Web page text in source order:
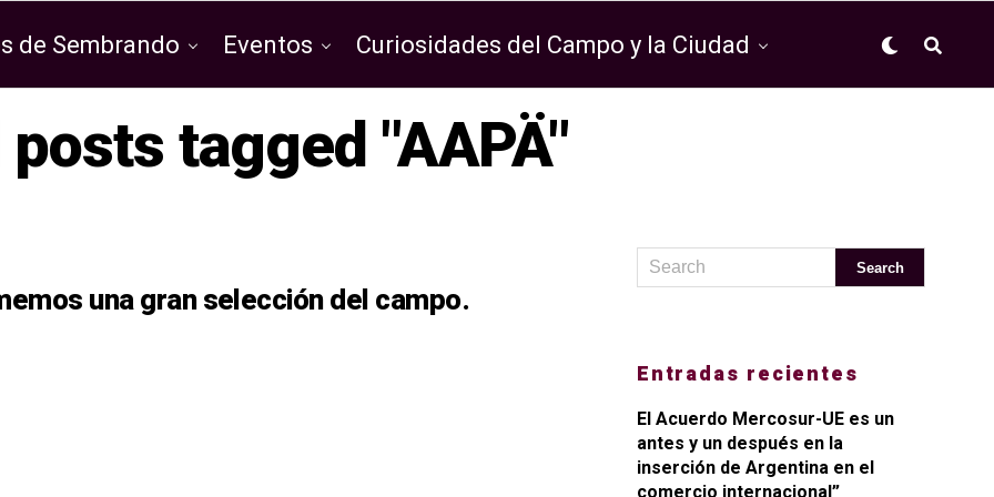
de Sembrando Eventos Curiosidades del Campo y la Ciudad
tagged "AAPÄ"
una gran selección del campo.
Entradas recientes
El Acuerdo Mercosur-UE es un
antes y un después en la
inserción de Argentina en el
comercio internacional”